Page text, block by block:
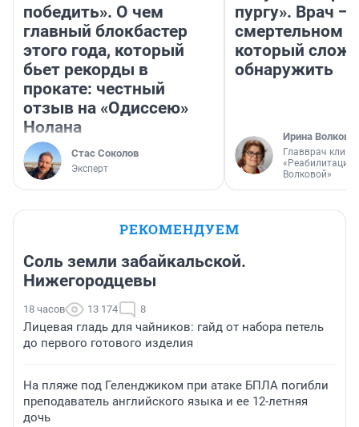
победить». О чем
главный блокбастер
этого года, который
бьет рекорды в
прокате: честный
отзыв на «Одиссею»
Нолана
Стас Соколов
Эксперт
пургу». Врач —
смертельном
который
обнаружить
Ирина Волкова
Главврач
«Реабилитация
Волковой»
РЕКОМЕНДУЕМ
Соль земли забайкальской.
Нижегородцевы
18 часов 13 174 8
Лицевая гладь для чайников: гайд от набора петель
до первого готового изделия
На пляже под Геленджиком при атаке БПЛА погибли
преподаватель английского языка и ее 12-летняя
дочь